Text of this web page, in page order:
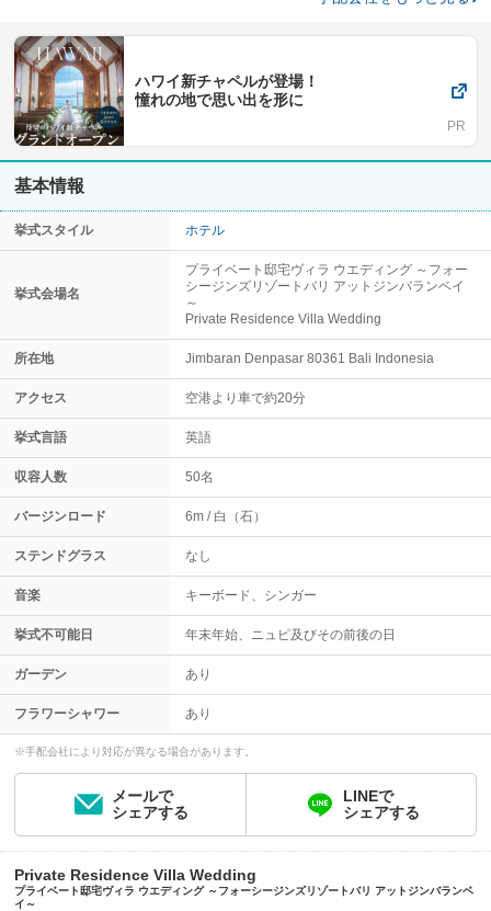
ハワイ新チャペルが登場！
憧れの地で思い出を形に
基本情報
挙式スタイル ホテル
挙式会場名
プライベート邸宅ヴィラ ウエディング ～フォー
シージンズリゾートバリ アットジンバランベイ
～
Private Residence Villa Wedding
所在地 Jimbaran Denpasar 80361 Bali Indonesia
アクセス 空港より車で約20分
挙式言語 英語
収容人数 50名
バージンロード 6m 白（石）
ステンドグラス なし
音楽 キーボード、シンガー
挙式不可能日 年末年始、ニュピ及びその前後の日
ガーデン あり
フラワーシャワー あり
※手配会社により対応が異なる場合があります。
メールで
シェアする
LINEで
シェアする
Private Residence Villa Wedding
プライベート邸宅ヴィラ ウエディング ～フォーシージンズリゾートバリ アットジンバランベ
イ～